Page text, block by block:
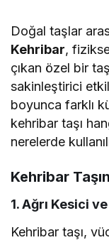
Doğal taşlar
Kehribar,
çıkan özel bir
sakinleştirici
boyunca farklı
kehribar taşı
nerelerde
Kehribar
1. Ağrı Kesici
Kehribar taşı,